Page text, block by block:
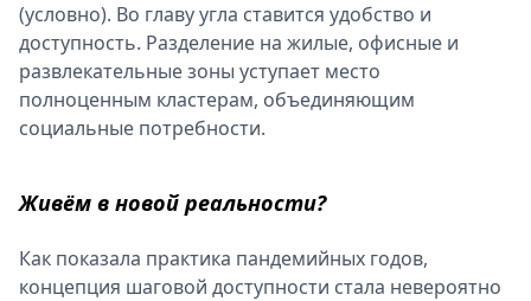
(условно). Во главу угла ставится удобство и
доступность. Разделение на жилые, офисные и
развлекательные зоны уступает место
полноценным кластерам, объединяющим
социальные потребности.
Живём в новой реальности?
Как показала практика пандемийных годов,
концепция шаговой доступности стала невероятно